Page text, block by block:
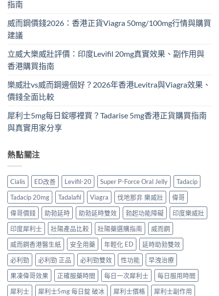
指南
威而鋼價錢2026：香港正貨Viagra 50mg/100mg行情與購買
建議
立威大樂威壯評價：印度Levifil 20mg真實效果、副作用與
香港購買指南
樂威壯vs威而鋼邊個好？2026年香港Levitra與Viagra效果、
價錢全面比較
犀利士5mg每日錠哪裡買？Tadarise 5mg香港正貨購買指南
與真實用家分享
熱點關注
Cialis ED改善 Levifil-20 Super P-Force Oral Jelly
Tadacip
Tadacip 20mg
Tadalafil Viagra 伐地那非 樂威壯
偉哥
偉哥價錢
助勃延時 助勃延時雙效 勃起功能障礙
印度樂威壯
印度犀利士
壯陽產品比較 壯陽藥選購指南
威而鋼
威而鋼香港醫生紙
安全用藥 年輕化 ED
延時助勃雙效
必利勁
必利勁 正品 必利勁雙效 性功能
早洩治療
果凍偉哥效果
正確服藥時間 每日一次犀利士
每日服用時間
犀利士
犀利士5mg 每日錠 破冰 犀利士價格
犀利士副作用